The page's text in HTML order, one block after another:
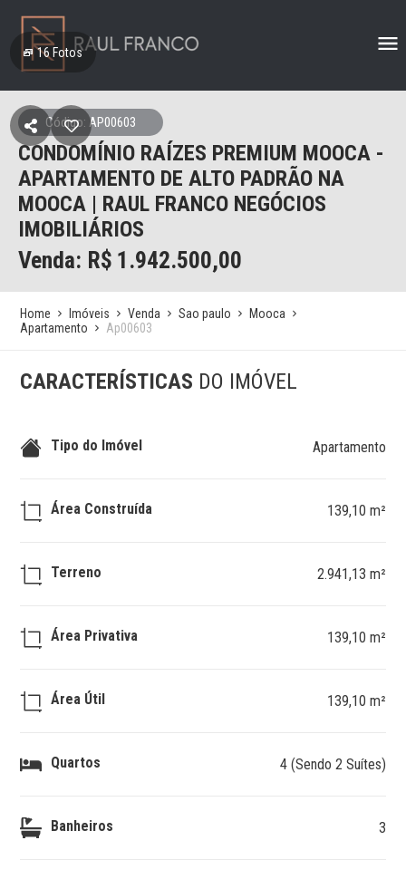
16 Fotos
Código: AP00603
CONDOMÍNIO RAÍZES PREMIUM MOOCA -
APARTAMENTO DE ALTO PADRÃO NA
MOOCA | RAUL FRANCO NEGÓCIOS
IMOBILIÁRIOS
Venda: R$ 1.942.500,00
Home Imóveis Venda Sao paulo
Mooca
Apartamento
Ap00603
CARACTERÍSTICAS DO IMÓVEL
Tipo do Imóvel Apartamento
Área Construída 139,10 m²
Terreno 2.941,13 m²
Área Privativa 139,10 m²
Área Útil 139,10 m²
Quartos 4 (Sendo 2 Suítes)
Banheiros 3